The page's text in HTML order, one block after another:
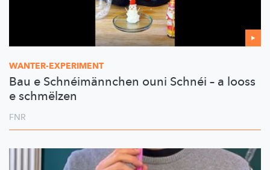
WANTER-EXPERIMENT
Bau e Schnéimännchen ouni Schnéi – a looss
e schmëlzen
FNR